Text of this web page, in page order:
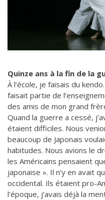
Quinze ans à la fin de la
À l’école, je faisais du
faisait partie de
des amis de mon grand
Quand la guerre a cessé,
étaient difficiles. Nous
beaucoup de Japonais
habitudes. Nous avions le
les Américains pensaient
japonaise ». Il n’y en avait
occidental. Ils étaient pro-
l’époque, j’avais déjà la